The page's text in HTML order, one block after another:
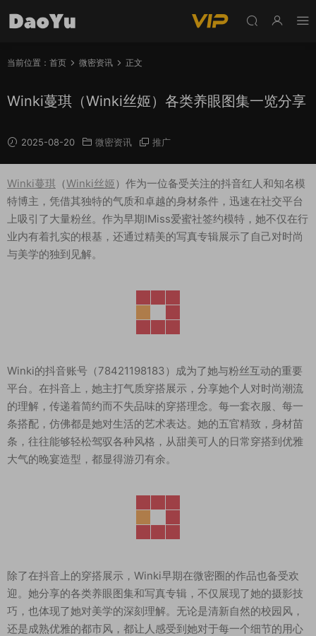
当前位置： 首页 微密资讯 正文
Winki蔓琪（Winki丝姬）各类养眼图集一览分享
2025-08-20 微密资讯 推广
Winki蔓琪 （Winki丝姬）作为一位备受关注的抖音红人和知名模
特博主，凭借其独特的气质和卓越的身材条件，迅速在社交平台
上吸引了大量粉丝。作为早期IMiss爱蜜社签约模特，她不仅在行
业内有着扎实的根基，还通过精美的写真专辑展示了自己对时尚
与美学的独到见解。
Winki的抖音账号（78421198183）成为了她与粉丝互动的重要
平台。在抖音上，她主打气质穿搭展示，分享她个人对时尚潮流
的理解，传递着简约而不失品味的穿搭理念。每一套衣服、每一
条搭配，仿佛都是她对生活的艺术表达。她的五官精致，身材苗
条，往往能够轻松驾驭各种风格，从甜美可人的日常穿搭到优雅
大气的晚宴造型，都显得游刃有余。
除了在抖音上的穿搭展示，Winki早期在微密圈的作品也备受欢
迎。她分享的各类养眼图集和写真专辑，不仅展现了她的摄影技
巧，也体现了她对美学的深刻理解。无论是清新自然的校园风，
还是成熟优雅的都市风，都让人感受到她对于每一个细节的用心